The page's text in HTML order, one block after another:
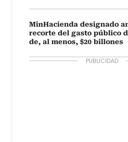
MinHacienda designado
recorte del gasto público
de, al menos, $20 billones